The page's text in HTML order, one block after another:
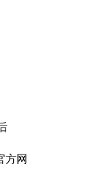
方网